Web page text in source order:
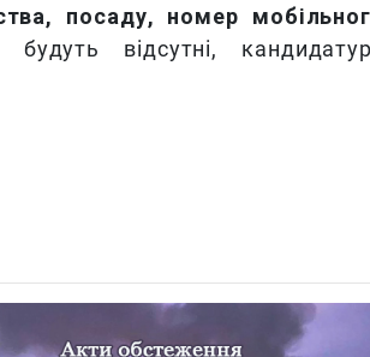
посаду, номер
відсутні,